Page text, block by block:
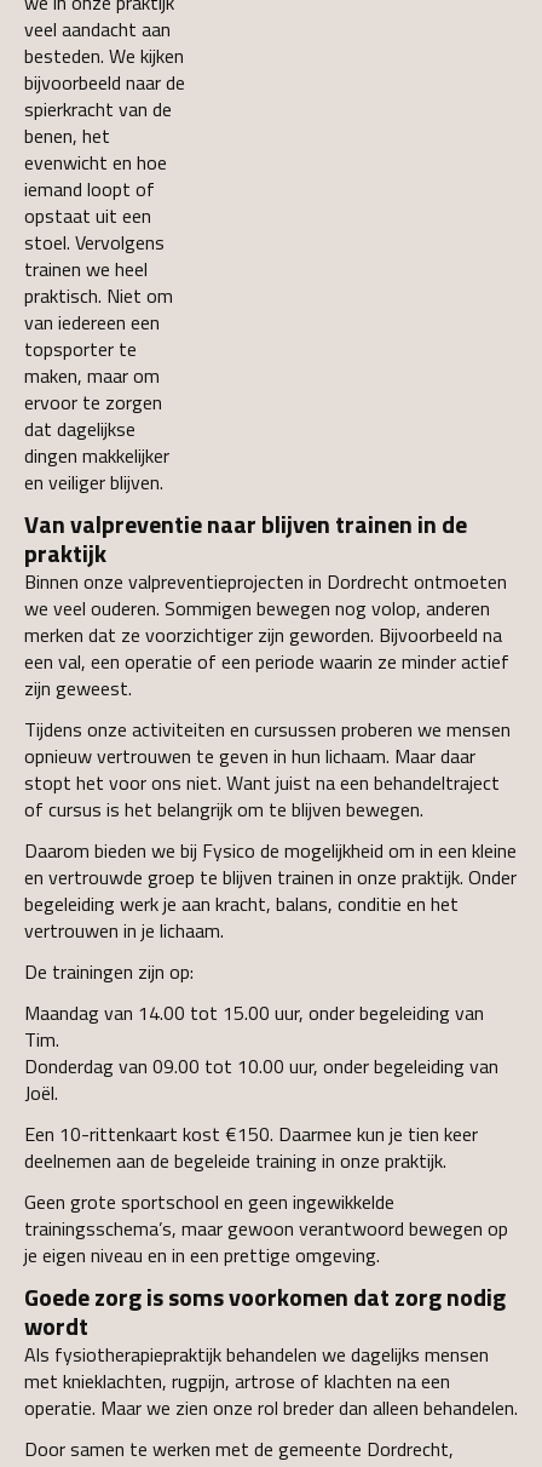
veel aandacht aan
besteden. We kijken
bijvoorbeeld naar de
spierkracht van de
benen, het
evenwicht en hoe
iemand loopt of
opstaat uit een
stoel. Vervolgens
trainen we heel
praktisch. Niet om
van iedereen een
topsporter te
maken, maar om
ervoor te zorgen
dat dagelijkse
dingen makkelijker
en veiliger blijven.
Van valpreventie naar blijven trainen in de
praktijk
Binnen onze valpreventieprojecten in Dordrecht ontmoeten
we veel ouderen. Sommigen bewegen nog volop, anderen
merken dat ze voorzichtiger zijn geworden. Bijvoorbeeld na
een val, een operatie of een periode waarin ze minder actief
zijn geweest.
Tijdens onze activiteiten en cursussen proberen we mensen
opnieuw vertrouwen te geven in hun lichaam. Maar daar
stopt het voor ons niet. Want juist na een behandeltraject
of cursus is het belangrijk om te blijven bewegen.
Daarom bieden we bij Fysico de mogelijkheid om in een kleine
en vertrouwde groep te blijven trainen in onze praktijk. Onder
begeleiding werk je aan kracht, balans, conditie en het
vertrouwen in je lichaam.
De trainingen zijn op:
Maandag van 14.00 tot 15.00 uur, onder begeleiding van
Tim.
Donderdag van 09.00 tot 10.00 uur, onder begeleiding van
Joël.
Een 10-rittenkaart kost €150. Daarmee kun je tien keer
deelnemen aan de begeleide training in onze praktijk.
Geen grote sportschool en geen ingewikkelde
trainingsschema’s, maar gewoon verantwoord bewegen op
je eigen niveau en in een prettige omgeving.
Goede zorg is soms voorkomen dat zorg nodig
wordt
Als fysiotherapiepraktijk behandelen we dagelijks mensen
met knieklachten, rugpijn, artrose of klachten na een
operatie. Maar we zien onze rol breder dan alleen behandelen.
Door samen te werken met de gemeente Dordrecht,